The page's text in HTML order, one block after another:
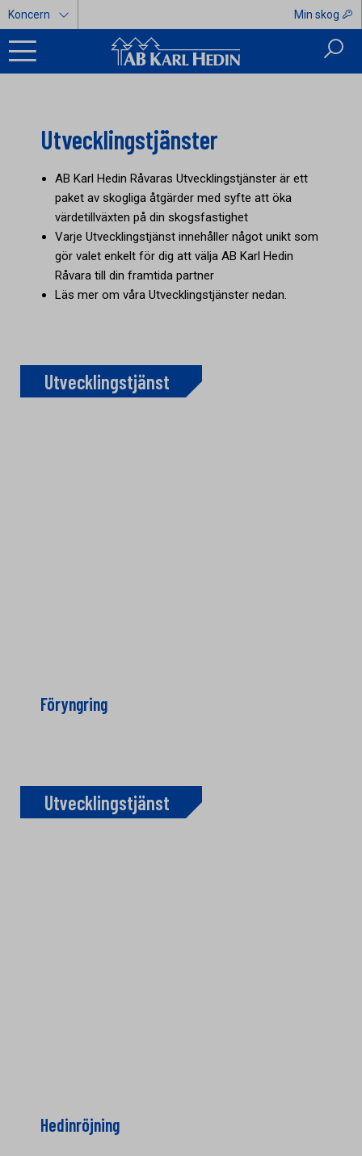
Koncern Min skog
Utvecklingstjänster
AB Karl Hedin Råvaras Utvecklingstjänster är ett
paket av skogliga åtgärder med syfte att öka
värdetillväxten på din skogsfastighet
Varje Utvecklingstjänst innehåller något unikt som
gör valet enkelt för dig att välja AB Karl Hedin
Råvara till din framtida partner
Läs mer om våra Utvecklingstjänster nedan.
Utvecklingstjänst
Föryngring
Utvecklingstjänst
Hedinröjning